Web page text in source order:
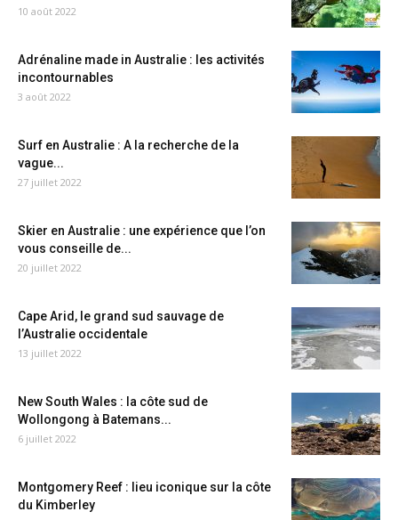
10 août 2022
Adrénaline made in Australie : les activités
incontournables
3 août 2022
Surf en Australie : A la recherche de la
vague...
27 juillet 2022
Skier en Australie : une expérience que l’on
vous conseille de...
20 juillet 2022
Cape Arid, le grand sud sauvage de
l’Australie occidentale
13 juillet 2022
New South Wales : la côte sud de
Wollongong à Batemans...
6 juillet 2022
Montgomery Reef : lieu iconique sur la côte
du Kimberley